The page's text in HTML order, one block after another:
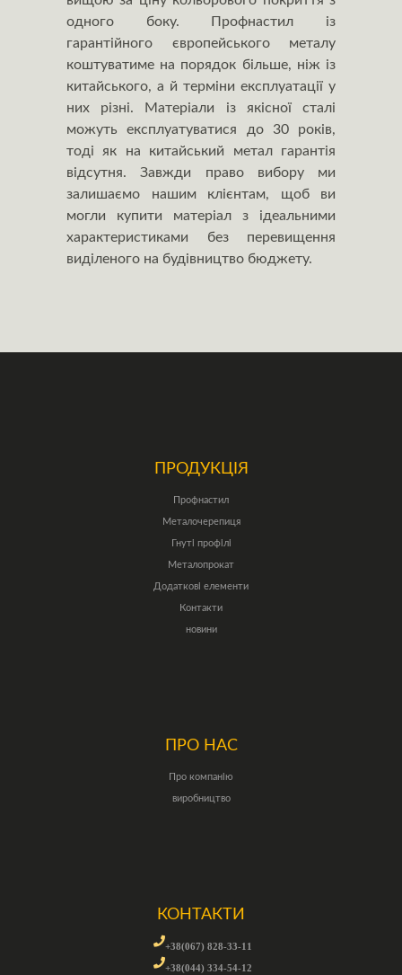
одного боку. Профнастил із
гарантійного європейського металу
коштуватиме на порядок більше, ніж із
китайського, а й терміни експлуатації у
них різні. Матеріали із якісної сталі
можуть експлуатуватися до 30 років,
тоді як на китайський метал гарантія
відсутня. Завжди право вибору ми
залишаємо нашим клієнтам, щоб ви
могли купити матеріал з ідеальними
характеристиками без перевищення
виділеного на будівництво бюджету.
ПРОДУКЦІЯ
Профнастил
Металочерепиця
Гнуті профілі
Металопрокат
Додаткові елементи
Контакти
новини
ПРО НАС
Про компанію
виробництво
КОНТАКТИ
+38(067) 828-33-11
+38(044) 334-54-12